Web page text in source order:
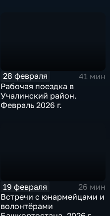
28 февраля
41 мин
Рабочая поездка в
Учалинский район.
Февраль 2026 г.
19 февраля
26 мин
Встречи с юнармейцами и
волонтёрами